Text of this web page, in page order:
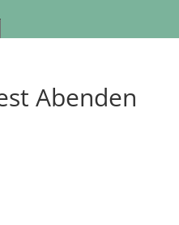
Abenden